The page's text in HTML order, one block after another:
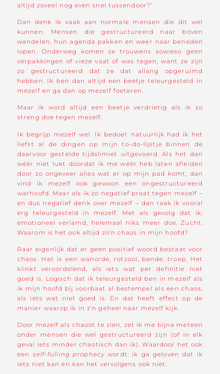
altijd zoveel nog even snel tussendoor?’
Dan denk ik vaak aan normale mensen die dit wel
kunnen. Mensen die gestructureerd naar boven
wandelen, hun agenda pakken en weer naar beneden
lopen. Onderweg komen ze trouwens sowieso geen
verpakkingen of vieze vaat of was tegen, want ze zijn
zo gestructureerd dat ze dat allang opgeruimd
hebben. Ik ben dan altijd een beetje teleurgesteld in
mezelf en ga dan op mezelf foeteren.
Maar ik word altijd een beetje verdrietig als ik zo
streng doe tegen mezelf.
Ik begrijp mezelf wel. Ik bedoel: natuurlijk had ik het
liefst al de dingen op mijn to-do-lijstje binnen de
daarvoor gestelde tijdslimiet uitgevoerd. Als het dan
wéér niet lukt doordat ik me wéér heb laten afleiden
door zo ongeveer alles wat er op mijn pad komt, dan
vind ik mezelf ook gewoon een ongestructureerd
warhoofd. Maar als ik zo negatief praat tegen mezelf –
en dus negatief denk over mezelf – dan raak ik vooral
erg teleurgesteld in mezelf. Met als gevolg dat ik,
emotioneel verlamd, helemaal niks meer doe. Zucht.
Waarom is het ook altijd zo’n chaos in mijn hoofd?
Raar eigenlijk dat er geen positief woord bestaat voor
chaos. Het is een wanorde, rotzooi, bende, troep. Het
klinkt veroordelend, als iets wat per definitie niet
goed is. Logisch dat ik teleurgesteld ben in mezelf als
ik mijn hoofd bij voorbaat al bestempel als een chaos,
als iets wat niet goed is. En dat heeft effect op de
manier waarop ik in z’n geheel naar mezelf kijk.
Door mezelf als chaoot te zien, zet ik me bijna meteen
onder mensen die wel gestructureerd zijn (of in elk
geval iets minder chaotisch dan ik). Waardoor het ook
een self-fulling prophecywordt: ik ga geloven dat ik
iets niet kan en kan het vervolgens ook niet.